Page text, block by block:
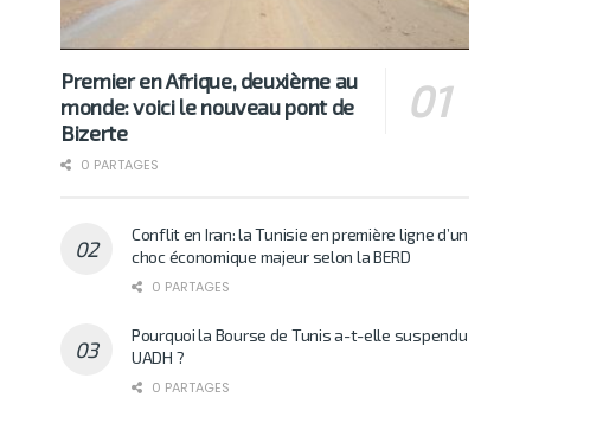
Premier en Afrique, deuxième au
monde: voici le nouveau pont de
Bizerte
0 PARTAGES
Conflit en Iran: la Tunisie en première ligne d’un
choc économique majeur selon la BERD
0 PARTAGES
Pourquoi la Bourse de Tunis a-t-elle suspendu
UADH ?
0 PARTAGES